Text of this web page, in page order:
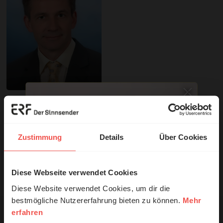
Zustimmung Details Über Cookies
Diese Webseite verwendet Cookies
Diese Website verwendet Cookies, um dir die
bestmögliche Nutzererfahrung bieten zu können. Mehr
erfahren
empfehlen unsere Sendereihe:
Anstoß
© Ruth Schneider / ERF